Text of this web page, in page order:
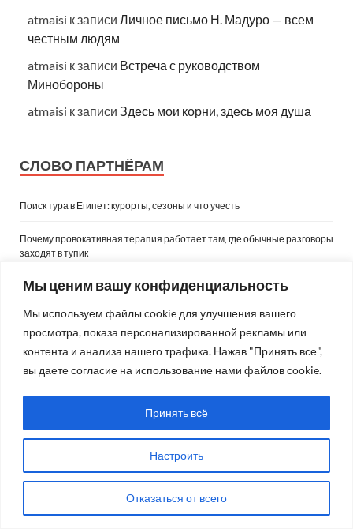
Мы ценим вашу конфиденциальность
Мы используем файлы cookie для улучшения вашего
просмотра, показа персонализированной рекламы или
контента и анализа нашего трафика. Нажав "Принять все",
вы даете согласие на использование нами файлов cookie.
Настроить
Отказаться от всего
Принять всё
atmaisi к записи Личное письмо Н. Мадуро — всем
честным людям
atmaisi к записи Встреча с руководством
Минобороны
atmaisi к записи Здесь мои корни, здесь моя душа
СЛОВО ПАРТНЁРАМ
Поиск тура в Египет: курорты, сезоны и что учесть
Почему провокативная терапия работает там, где обычные разговоры
заходят в тупик
Что изменилось в обучении сметчиков в текущем году: новые
Курсы китайского языка с нуля: с чего начать
Курсы разговорного английского онлайн: как заговорить уверенно
ПРАЗДНИКИ
Август 2026
Пятница, 7 августа